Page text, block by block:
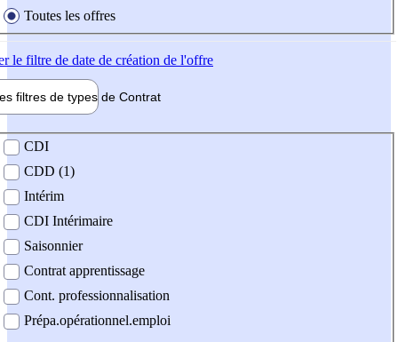
Toutes les offres
le filtre de date de création de l'offre
filtres de types de Contrat
contrat
CDI
CDD (1)
Intérim
CDI Intérimaire
Saisonnier
Contrat apprentissage
Cont. professionnalisation
Prépa.opérationnel.emploi